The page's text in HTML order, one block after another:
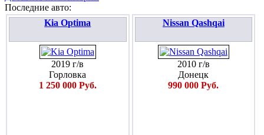
Последние авто:
Kia Optima
2019 г/в
Горловка
1 250 000 Руб.
Nissan Qashqai
2010 г/в
Донецк
990 000 Руб.